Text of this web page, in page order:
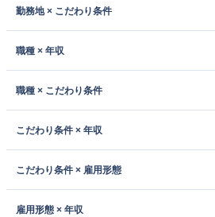
勤務地 × こだわり条件
職種 × 年収
職種 × こだわり条件
こだわり条件 × 年収
こだわり条件 × 雇用形態
雇用形態 × 年収